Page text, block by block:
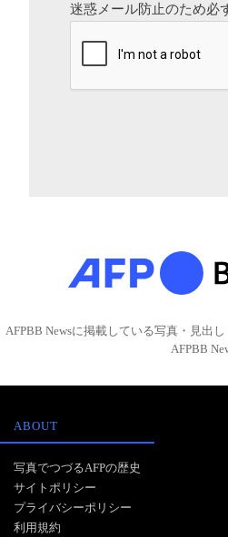
迷惑メール防止のため必
AFPBB Newsに掲載している写真・見出
AFPBB
ABOUT
写真でつづるAFPの歴史
サイトポリシー
プライバシーポリシー
利用規約